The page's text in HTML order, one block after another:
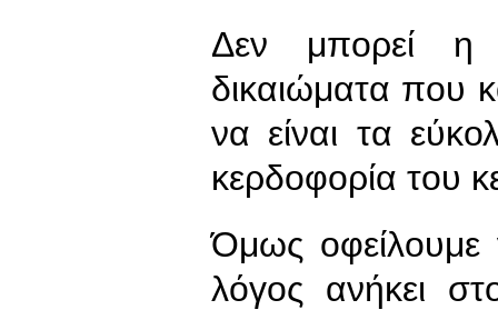
Δεν μπορεί η
δικαιώματα που
να είναι τα
κερδοφορία του
Όμως
λόγος ανήκει